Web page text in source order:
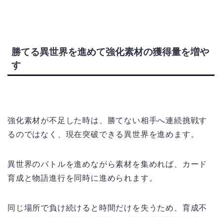
勝てる異世界を進めて強化素材の獲得量を増や
す
強化素材が不足した時は、勝てない相手へ連続挑戦す
るのではなく、現在突破できる異世界を進めます。
異世界のバトルを進めながら素材を集めれば、カード
育成と物語進行を同時に進められます。
同じ場所で負け続けると時間だけを失うため、育成不